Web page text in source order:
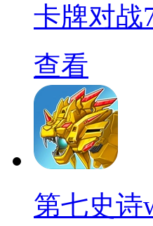
卡牌对战
查看
第七史诗